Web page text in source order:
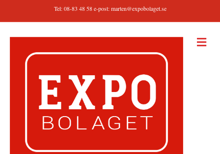
Tel: 08-83 48 58 e-post:marten@expobolaget.se
M
E